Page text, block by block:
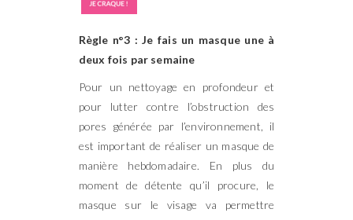
Règle n°3 : Je fais un masque une à
deux fois par semaine
Pour un nettoyage en profondeur et
pour lutter contre l’obstruction des
pores générée par l’environnement, il
est important de réaliser un masque de
manière hebdomadaire. En plus du
moment de détente qu’il procure, le
masque sur le visage va permettre